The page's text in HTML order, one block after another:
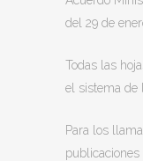
del 29 de
Todas las
el sistema de
Para los